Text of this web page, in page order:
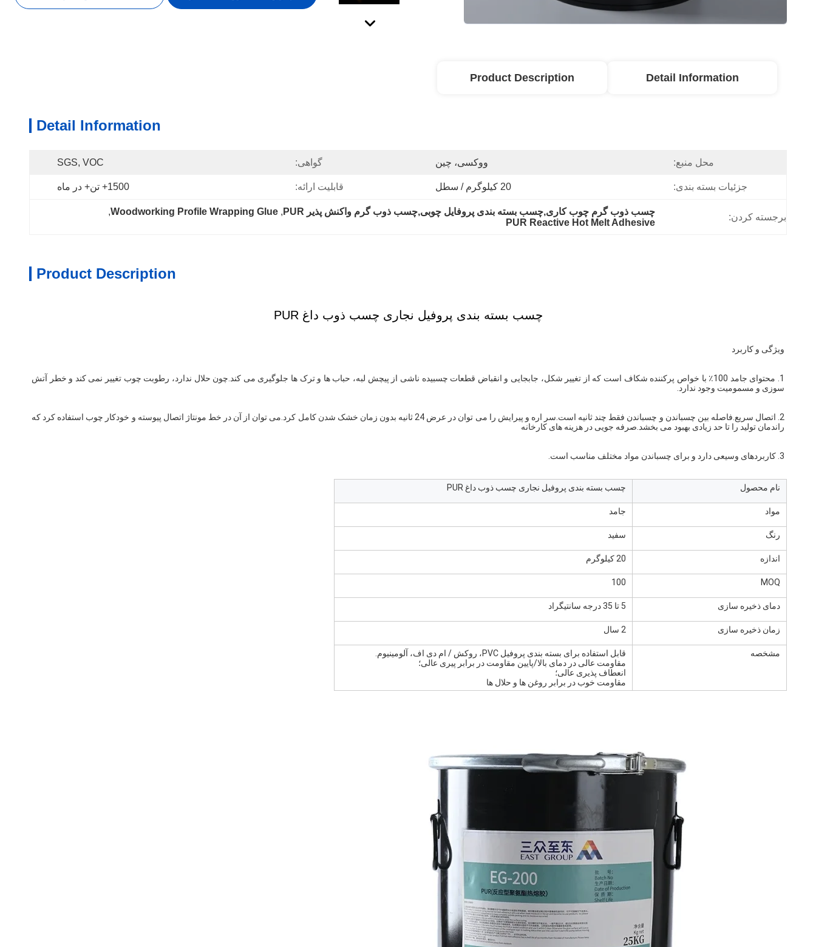
Detail Information
Product Description
Detail Information
محل منبع: ووکسی، چین گواهی: SGS, VOC
جزئیات بسته بندی: 20 کیلوگرم / سطل قابلیت ارائه: 1500+ تن+ در ماه
برجسته کردن:
چسب ذوب گرم چوب کاری,چسب بسته بندی پروفایل چوبی,چسب ذوب گرم واکنش پذیر PUR ,
Woodworking Profile Wrapping Glue
,
PUR Reactive Hot Melt Adhesive
Product Description
چسب بسته بندی پروفیل نجاری چسب ذوب داغ PUR
ویژگی و کاربرد
سوزی و مسمومیت وجود ندارد.
راندمان تولید را تا حد زیادی بهبود می بخشد.صرفه جویی در هزینه های کارخانه
3. کاربردهای وسیعی دارد و برای چسباندن مواد مختلف مناسب است.
نام محصول چسب بسته بندی پروفیل نجاری چسب ذوب داغ PUR
مواد جامد
رنگ سفید
اندازه 20 کیلوگرم
MOQ
100
دمای ذخیره سازی 5 تا 35 درجه سانتیگراد
زمان ذخیره سازی 2 سال
مشخصه
قابل استفاده برای بسته بندی پروفیل PVC، روکش / ام دی اف، آلومینیوم.
مقاومت عالی در دمای بالا/پایین مقاومت در برابر پیری عالی؛
انعطاف پذیری عالی؛
مقاومت خوب در برابر روغن ها و حلال ها